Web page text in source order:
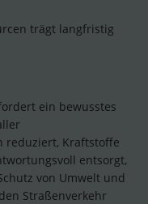
trägt langfristig
ein bewusstes
reduziert, Kraftstoffe
entsorgt,
von Umwelt und
Straßenverkehr